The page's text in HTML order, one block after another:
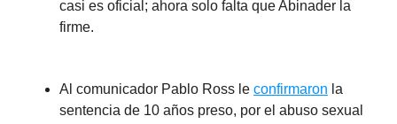
casi es oficial; ahora solo falta que Abinader la
firme.
Al comunicador Pablo Ross le confirmaron la
sentencia de 10 años preso, por el abuso sexual